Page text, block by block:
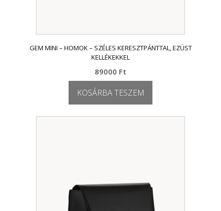
GEM MINI – HOMOK – SZÉLES KERESZTPÁNTTAL, EZÜST
KELLÉKEKKEL
89000 Ft
KOSÁRBA TESZEM